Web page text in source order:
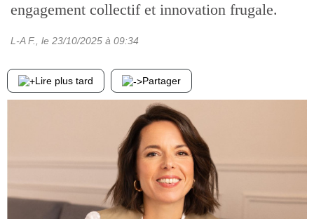
engagement collectif et innovation frugale.
L-A F. , le 23/10/2025 à 09:34
Lire plus tard Partager